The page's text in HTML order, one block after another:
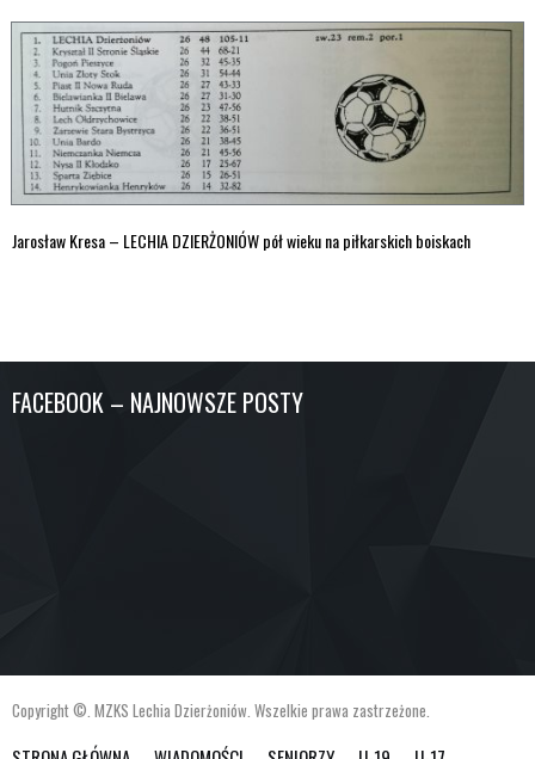
Jarosław Kresa – LECHIA DZIERŻONIÓW pół wieku na piłkarskich boiskach
FACEBOOK – NAJNOWSZE POSTY
Copyright ©. MZKS Lechia Dzierżoniów. Wszelkie prawa zastrzeżone.